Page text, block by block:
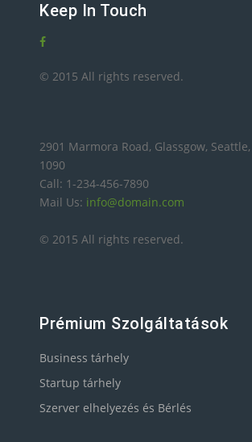
Keep In Touch
© 2015 All rights reserved.
2901 Marmora Road, Glassgow,
1090
Call: 1-234-456-7890
Mail Us: info@domain.com
© 2015 All rights reserved.
Prémium Szolgáltatások
Business tárhely
Startup tárhely
Szerver elhelyezés és Bérlés